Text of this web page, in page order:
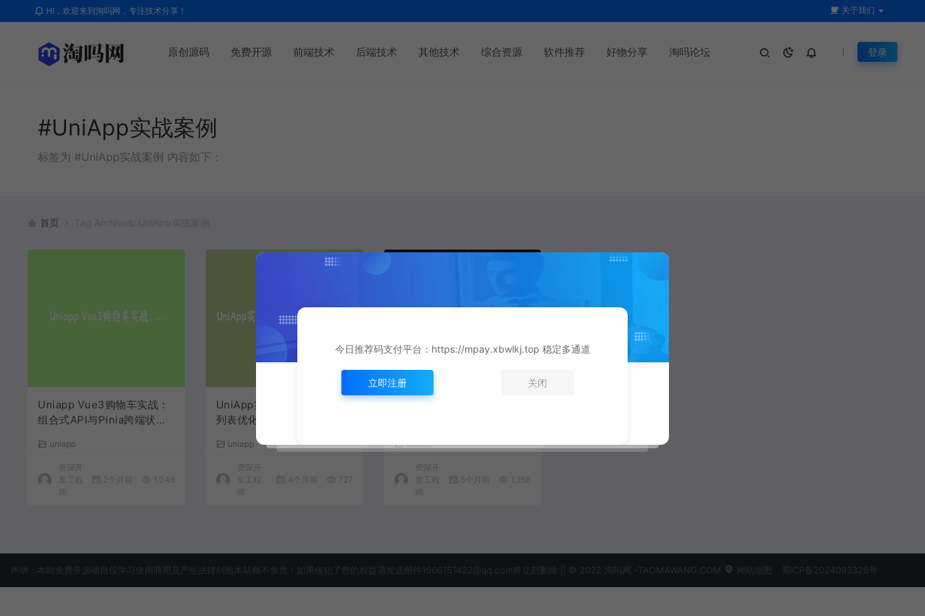
HI，欢迎来到淘吗网，专注技术分享！ 关于我们
原创源码 免费开源 前端技术 后端技术 其他技术 综合资源 软件推荐 好物分享 淘吗论坛 登录
#UniApp实战案例
标签为 #UniApp实战案例 内容如下：
首页
Uniapp Vue3购物车实战：
组合式API与Pinia跨端状态
uniapp
资深开
发工程
2个月前 1,046
UniApp实战：高性能瀑布流
列表优化方案与完整实现教
uniapp
资深开
发工程
4个月前 727
UniApp企业级实战：构建高
uniapp
资深开
发工程
5个月前 1,258
声明：本站免费开源项目仅学习使用商用及产生法律纠纷本站概不负责！如果侵犯了您的权益请发送邮件1506151422@qq.com将立刻删除 || © 2022 淘吗网 -TAOMAWANG.COM 网站地图 蜀ICP备2024093326号
今日推荐码支付平台：https://mpay.xbwlkj.top 稳定多通道
立即注册 关闭